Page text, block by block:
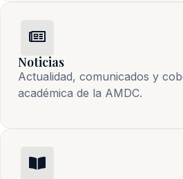
Noticias
Actualidad, comunicados y
académica de la AMDC.